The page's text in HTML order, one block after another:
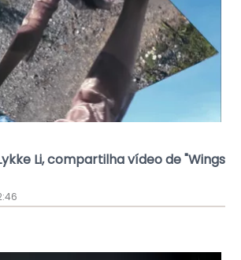
Li, compartilha vídeo de "Wings